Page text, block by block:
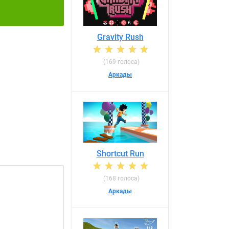
Gravity Rush
(169 голоса)
Аркады
Shortcut Run
(168 голоса)
Аркады